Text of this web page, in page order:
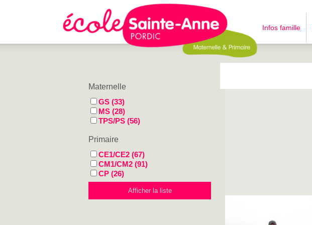
Infos famille
Maternelle
GS (33)
MS (28)
TPS/PS (56)
Primaire
CE1/CE2 (67)
CM1/CM2 (91)
CP (26)